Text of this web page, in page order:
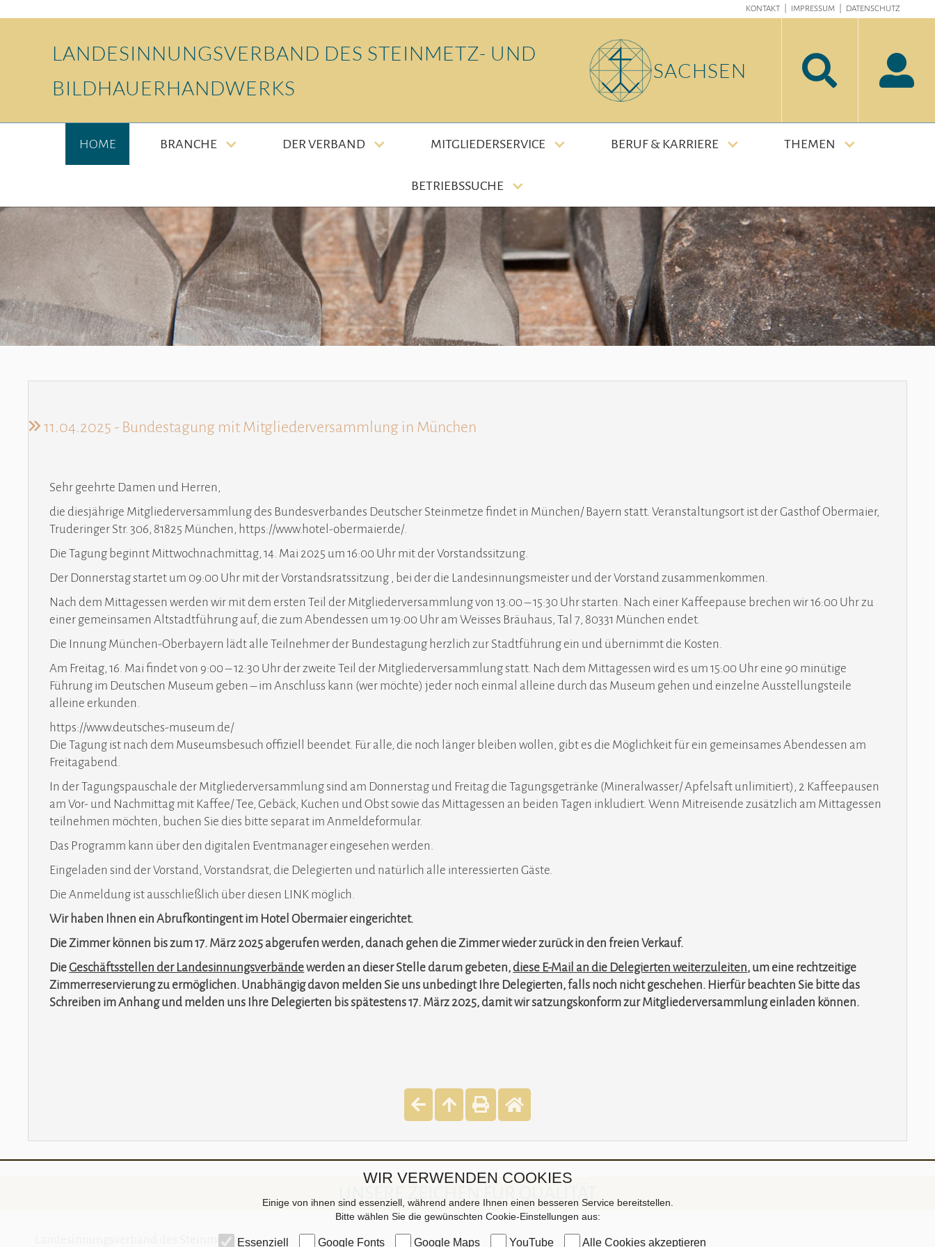
KONTAKT IMPRESSUM DATENSCHUTZ
LANDESINNUNGSVERBAND DES STEINMETZ- UND
BILDHAUERHANDWERKS
SACHSEN  
HOME BRANCHE DER VERBAND MITGLIEDERSERVICE BERUF & KARRIERE THEMEN
BETRIEBSSUCHE
11.04.2025 - Bundestagung mit Mitgliederversammlung in München
Sehr geehrte Damen und Herren,
die diesjährige Mitgliederversammlung des Bundesverbandes Deutscher Steinmetze findet in München/ Bayern statt. Veranstaltungsort ist der Gasthof Obermaier,
Truderinger Str. 306, 81825 München, https://www.hotel-obermaier.de/.
Die Tagung beginnt Mittwochnachmittag, 14. Mai 2025 um 16:00 Uhr mit der Vorstandssitzung.
Der Donnerstag startet um 09:00 Uhr mit der Vorstandsratssitzung , bei der die Landesinnungsmeister und der Vorstand zusammenkommen.
Nach dem Mittagessen werden wir mit dem ersten Teil der Mitgliederversammlung von 13:00 – 15:30 Uhr starten. Nach einer Kaffeepause brechen wir 16:00 Uhr zu
einer gemeinsamen Altstadtführung auf, die zum Abendessen um 19:00 Uhr am Weisses Bräuhaus, Tal 7, 80331 München endet.
Die Innung München-Oberbayern lädt alle Teilnehmer der Bundestagung herzlich zur Stadtführung ein und übernimmt die Kosten.
Am Freitag, 16. Mai findet von 9:00 – 12:30 Uhr der zweite Teil der Mitgliederversammlung statt. Nach dem Mittagessen wird es um 15:00 Uhr eine 90 minütige
Führung im Deutschen Museum geben – im Anschluss kann (wer möchte) jeder noch einmal alleine durch das Museum gehen und einzelne Ausstellungsteile
alleine erkunden.
https://www.deutsches-museum.de/
Die Tagung ist nach dem Museumsbesuch offiziell beendet. Für alle, die noch länger bleiben wollen, gibt es die Möglichkeit für ein gemeinsames Abendessen am
Freitagabend.
In der Tagungspauschale der Mitgliederversammlung sind am Donnerstag und Freitag die Tagungsgetränke (Mineralwasser/ Apfelsaft unlimitiert), 2 Kaffeepausen
am Vor- und Nachmittag mit Kaffee/ Tee, Gebäck, Kuchen und Obst sowie das Mittagessen an beiden Tagen inkludiert. Wenn Mitreisende zusätzlich am Mittagessen
teilnehmen möchten, buchen Sie dies bitte separat im Anmeldeformular.
Das Programm kann über den digitalen Eventmanager eingesehen werden.
Eingeladen sind der Vorstand, Vorstandsrat, die Delegierten und natürlich alle interessierten Gäste.
Die Anmeldung ist ausschließlich über diesen LINK möglich.
Wir haben Ihnen ein Abrufkontingent im Hotel Obermaier eingerichtet.
Die Zimmer können bis zum 17. März 2025 abgerufen werden, danach gehen die Zimmer wieder zurück in den freien Verkauf.
DieGeschäftsstellen der Landesinnungsverbändewerden an dieser Stelle darum gebeten, diese E-Mail an die Delegierten weiterzuleiten, um eine rechtzeitige
Zimmerreservierung zu ermöglichen. Unabhängig davon melden Sie uns unbedingt Ihre Delegierten, falls noch nicht geschehen. Hierfür beachten Sie bitte das
Schreiben im Anhang und melden uns Ihre Delegierten bis spätestens 17. März 2025, damit wir satzungskonform zur Mitgliederversammlung einladen können.
Landesinnungsverband des Steinmetz-
WIR VERWENDEN COOKIES
Einige von ihnen sind essenziell, während andere Ihnen einen besseren Service bereitstellen.
Bitte wählen Sie die gewünschten Cookie-Einstellungen aus:
Essenziell Google Fonts Google Maps YouTube Alle Cookies akzeptieren